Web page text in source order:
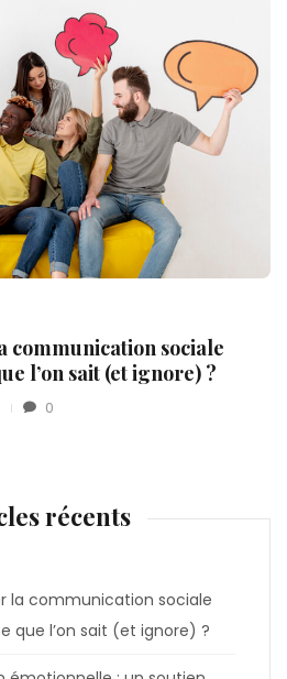
sociale
l’on sait (et ignore) ?
0
récents
la communication sociale
que l’on sait (et ignore) ?